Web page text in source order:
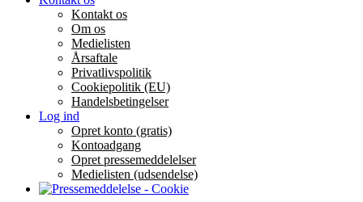
Kontakt os
Om os
Medielisten
Årsaftale
Privatlivspolitik
Cookiepolitik (EU)
Handelsbetingelser
Log ind
Opret konto (gratis)
Kontoadgang
Opret pressemeddelelser
Medielisten (udsendelse)